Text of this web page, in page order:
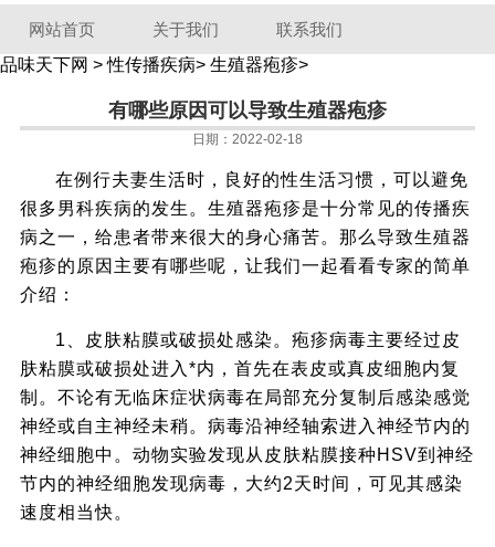
网站首页 关于我们
联系我们
品味天下网 >性传播疾病> 生殖器疱疹>
有哪些原因可以导致生殖器疱疹
日期：2022-02-18
在例行夫妻生活时，良好的性生活习惯，可以避免
很多男科疾病的发生。生殖器疱疹是十分常见的传播疾
病之一，给患者带来很大的身心痛苦。那么导致生殖器
疱疹的原因主要有哪些呢，让我们一起看看专家的简单
介绍：
1、皮肤粘膜或破损处感染。疱疹病毒主要经过皮
肤粘膜或破损处进入*内，首先在表皮或真皮细胞内复
制。不论有无临床症状病毒在局部充分复制后感染感觉
神经或自主神经未稍。病毒沿神经轴索进入神经节内的
神经细胞中。动物实验发现从皮肤粘膜接种HSV到神经
节内的神经细胞发现病毒，大约2天时间，可见其感染
速度相当快。